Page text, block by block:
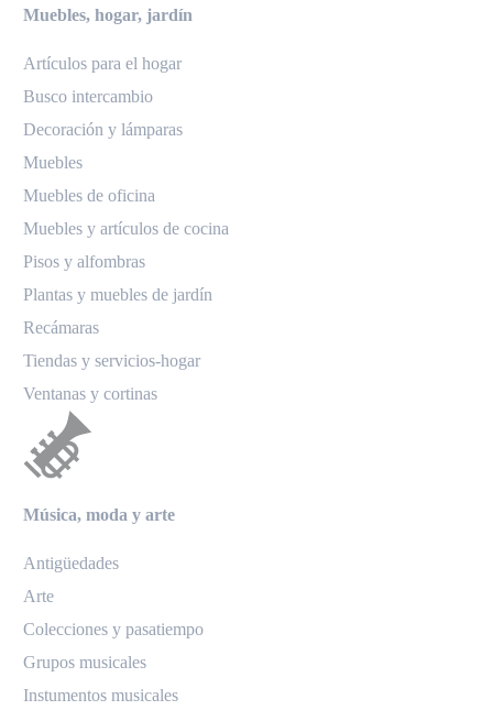
Muebles, hogar, jardín
Artículos para el hogar
Busco intercambio
Decoración y lámparas
Muebles
Muebles de oficina
Muebles y artículos de cocina
Pisos y alfombras
Plantas y muebles de jardín
Recámaras
Tiendas y servicios-hogar
Ventanas y cortinas
Música, moda y arte
Antigüedades
Arte
Colecciones y pasatiempo
Grupos musicales
Instumentos musicales